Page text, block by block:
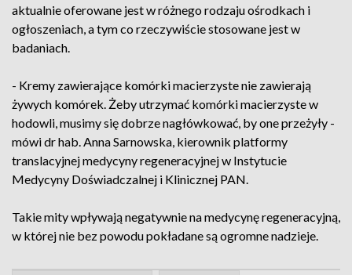
aktualnie oferowane jest w różnego rodzaju ośrodkach i
ogłoszeniach, a tym co rzeczywiście stosowane jest w
badaniach.
- Kremy zawierające komórki macierzyste nie zawierają
żywych komórek. Żeby utrzymać komórki macierzyste w
hodowli, musimy się dobrze nagłówkować, by one przeżyły -
mówi dr hab. Anna Sarnowska, kierownik platformy
translacyjnej medycyny regeneracyjnej w Instytucie
Medycyny Doświadczalnej i Klinicznej PAN.
Takie mity wpływają negatywnie na medycynę regeneracyjną,
w której nie bez powodu pokładane są ogromne nadzieje.